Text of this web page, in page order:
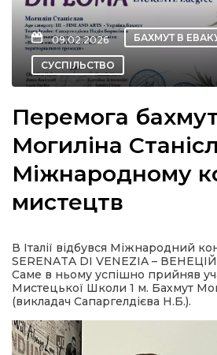
новини
політика
місія
09.02.2026 БАХМУТ В
СУСПІЛЬСТВО
Перемога
Могиліна
Міжнародному
мистецтв
В Італії відбувся Міжнародний
SERENATA DI VENEZIA –
Саме в ньому успішно прийняв
Мистецької Школи 1 м. Бахмут
(викладач Сапаргелдієва Н.Б.).